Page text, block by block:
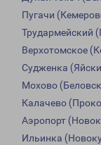
Пугачи
Трудармейский
Верхотомское
Судженка
Мохово
Калачево
Аэропорт
Ильинка